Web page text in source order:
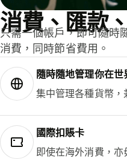
消費、匯款
只需一個帳戶，即可隨時
消費，同時節省費用。
隨時隨地管理你在世
集中管理各種貨幣，
國際扣賬卡
即使在海外消費，